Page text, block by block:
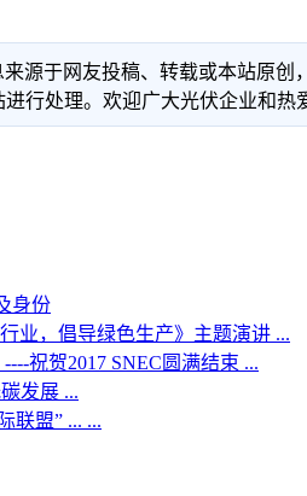
源于网友投稿、转载或本站原
行处理。欢迎广大光伏企业和热
身份
业，倡导绿色生产》主题演讲 ...
祝贺2017 SNEC圆满结束 ...
发展 ...
联盟” ... ...